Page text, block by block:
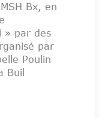
Bx, en
» par des
par
Poulin
Buil